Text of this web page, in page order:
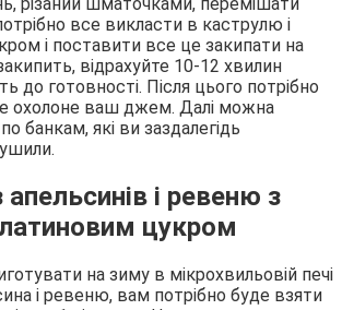
все викласти в каструлю і
і поставити все це закипати на
відрахуйте 10-12 хвилин
до готовності. Після цього потрібно
охолоне ваш джем. Далі можна
банкам, які ви заздалегідь
і ревеню з
цукром
на зиму в мікрохвильовій печі
і ревеню, вам потрібно буде взяти